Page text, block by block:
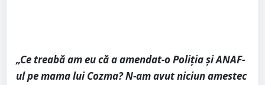
„Ce treabă am eu că a amendat-o Poliția și ANAF-
ul pe mama lui Cozma? N-am avut niciun amestec